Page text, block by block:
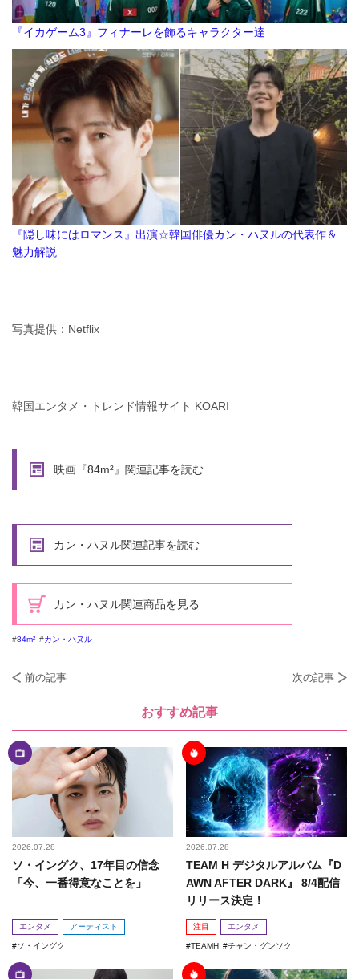
『イカゲーム3』フィナーレを飾るキャラクター達
『隠し味にはロマンス』出演☆韓国俳優カン・ハヌルの代表作＆
魅力解説
写真提供：Netflix
韓国エンタメ・トレンド情報サイト KOARI
映画『84m²』関連記事を読む
カン・ハヌル関連記事を読む
カン・ハヌル関連商品を見る
84m² カン・ハヌル
前の記事 次の記事
おすすめ記事
2026.07.28
ソ・イングク、17年目の信念
「今、一番得意なことを」
エンタメ アーティスト
ソ・イングク
2026.07.28
TEAM H デジタルアルバム『D
AWN AFTER DARK』 8/4配信
リリース決定！
注目 エンタメ
TEAMH チャン・グンソク